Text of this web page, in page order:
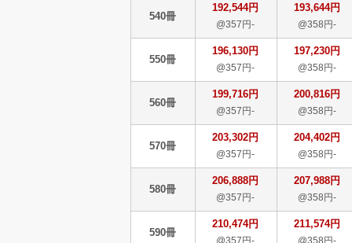
540冊
192,544円
@357円-
193,644円
@358円-
550冊
196,130円
@357円-
197,230円
@358円-
560冊
199,716円
@357円-
200,816円
@358円-
570冊
203,302円
@357円-
204,402円
@358円-
580冊
206,888円
@357円-
207,988円
@358円-
590冊
210,474円
@357円-
211,574円
@358円-